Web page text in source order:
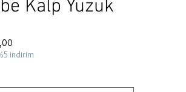
Kalp Yüzük
Fiyat
indirim